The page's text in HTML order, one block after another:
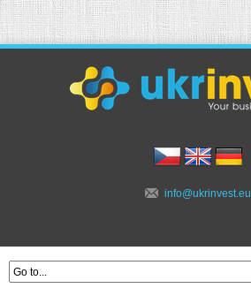
info@ukrinvest.eu